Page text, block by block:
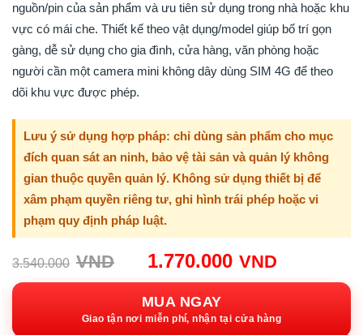
nguồn/pin của sản phẩm và ưu tiên sử dụng trong nhà hoặc khu
vực có mái che. Thiết kế theo vật dụng/model giúp bố trí gọn
gàng, dễ sử dụng cho gia đình, cửa hàng, văn phòng hoặc
người cần một camera mini không dây dùng SIM 4G để theo
dõi khu vực được phép.
Lưu ý sử dụng hợp pháp: chỉ dùng sản phẩm cho mục
đích quan sát an ninh, bảo vệ tài sản và quản lý không
gian thuộc quyền quản lý. Không sử dụng thiết bị để
xâm phạm quyền riêng tư, ghi hình trái phép hoặc vi
phạm quy định pháp luật.
3.540.000 VND
Giá
gốc:
3.540.000VND.
1.770.000 VND
hiện
MUA NGAY
Giao tận nơi miễn phí, nhận tại cửa hàng